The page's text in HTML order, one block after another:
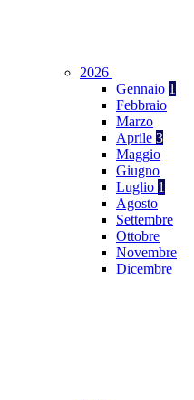
2026
Gennaio 1
Febbraio
Marzo
Aprile 3
Maggio
Giugno
Luglio 1
Agosto
Settembre
Ottobre
Novembre
Dicembre